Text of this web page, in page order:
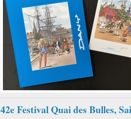
42e Festival Quai des Bulles,